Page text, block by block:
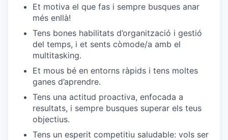
Et motiva el que fas i sempre busques anar
més enllà!
Tens bones habilitats d’organització i gestió
del temps, i et sents còmode/a amb el
multitasking.
Et mous bé en entorns ràpids i tens moltes
ganes d’aprendre.
Tens una actitud proactiva, enfocada a
resultats, i sempre busques superar els teus
objectius.
Tens un esperit competitiu saludable: vols ser